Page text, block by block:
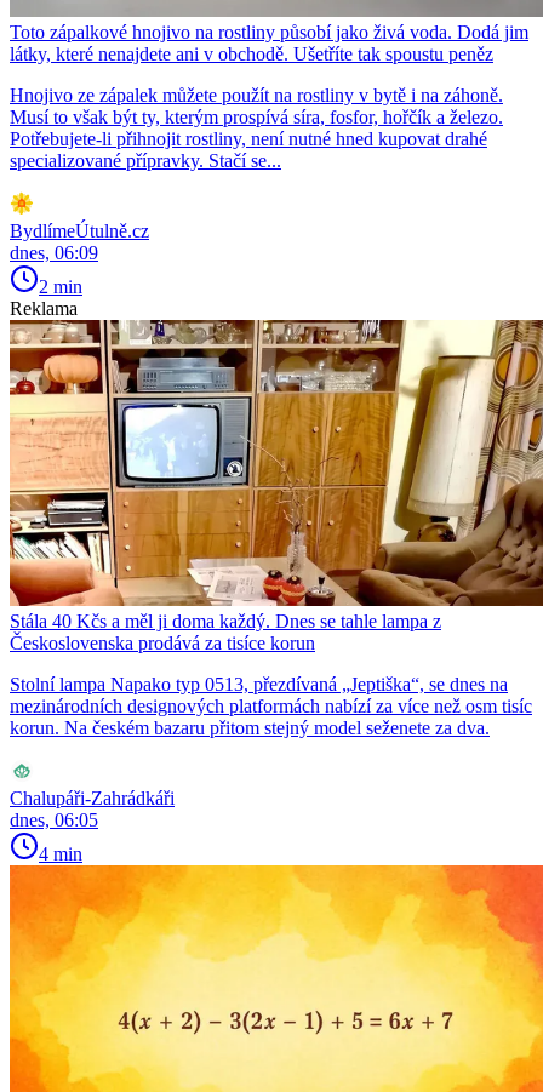
Toto zápalkové hnojivo na rostliny působí jako živá voda. Dodá jim
látky, které nenajdete ani v obchodě. Ušetříte tak spoustu peněz
Hnojivo ze zápalek můžete použít na rostliny v bytě i na záhoně.
Musí to však být ty, kterým prospívá síra, fosfor, hořčík a železo.
Potřebujete-li přihnojit rostliny, není nutné hned kupovat drahé
specializované přípravky. Stačí se...
BydlímeÚtulně.cz
dnes, 06:09
2 min
Reklama
Stála 40 Kčs a měl ji doma každý. Dnes se tahle lampa z
Československa prodává za tisíce korun
Stolní lampa Napako typ 0513, přezdívaná „Jeptiška“, se dnes na
mezinárodních designových platformách nabízí za více než osm tisíc
korun. Na českém bazaru přitom stejný model seženete za dva.
Chalupáři-Zahrádkáři
dnes, 06:05
4 min